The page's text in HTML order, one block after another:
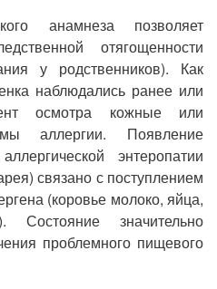
анамнеза позволяет
отягощенности
у родственников). Как
наблюдались ранее или
осмотра кожные или
аллергии. Появление
энтеропатии
связано с поступлением
(коровье молоко, яйца,
значительно
проблемного пищевого